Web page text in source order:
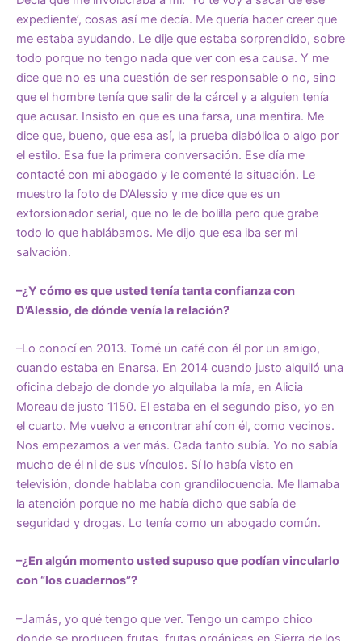
expediente’, cosas así me decía. Me quería hacer creer que
me estaba ayudando. Le dije que estaba sorprendido, sobre
todo porque no tengo nada que ver con esa causa. Y me
dice que no es una cuestión de ser responsable o no, sino
que el hombre tenía que salir de la cárcel y a alguien tenía
que acusar. Insisto en que es una farsa, una mentira. Me
dice que, bueno, que esa así, la prueba diabólica o algo por
el estilo. Esa fue la primera conversación. Ese día me
contacté con mi abogado y le comenté la situación. Le
muestro la foto de D’Alessio y me dice que es un
extorsionador serial, que no le de bolilla pero que grabe
todo lo que hablábamos. Me dijo que esa iba ser mi
salvación.
–¿Y cómo es que usted tenía tanta confianza con
D’Alessio, de dónde venía la relación?
–Lo conocí en 2013. Tomé un café con él por un amigo,
cuando estaba en Enarsa. En 2014 cuando justo alquiló una
oficina debajo de donde yo alquilaba la mía, en Alicia
Moreau de justo 1150. El estaba en el segundo piso, yo en
el cuarto. Me vuelvo a encontrar ahí con él, como vecinos.
Nos empezamos a ver más. Cada tanto subía. Yo no sabía
mucho de él ni de sus vínculos. Sí lo había visto en
televisión, donde hablaba con grandilocuencia. Me llamaba
la atención porque no me había dicho que sabía de
seguridad y drogas. Lo tenía como un abogado común.
–¿En algún momento usted supuso que podían vincularlo
con “los cuadernos”?
–Jamás, yo qué tengo que ver. Tengo un campo chico